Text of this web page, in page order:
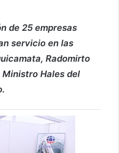
de 25 empresas
servicio en las
Radomirto
Hales del